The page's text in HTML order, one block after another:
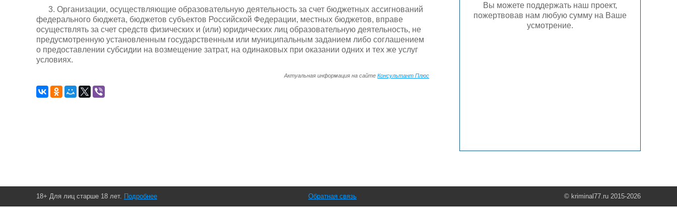
3. Организации, осуществляющие образовательную деятельность за счет бюджетных ассигнований
федерального бюджета, бюджетов субъектов Российской Федерации, местных бюджетов, вправе
осуществлять за счет средств физических и (или) юридических лиц образовательную деятельность, не
предусмотренную установленным государственным или муниципальным заданием либо соглашением
о предоставлении субсидии на возмещение затрат, на одинаковых при оказании одних и тех же услуг
условиях.
Актуальная информация на сайте Консультант Плюс
Вы можете поддержать наш проект,
пожертвовав нам любую сумму на Ваше
усмотрение.
18+ Для лиц старше 18 лет. Подробнее © kriminal77.ru 2015-2026
Обратная связь